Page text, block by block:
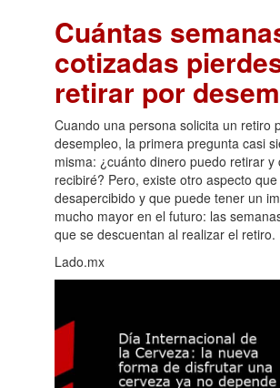
Cuántas
cotizadas
retirar por
Cuando una persona solicita un retiro
desempleo, la primera pregunta casi
misma: ¿cuánto dinero puedo retirar y
recibiré? Pero, existe otro aspecto
desapercibido y que puede tener un
mucho mayor en el futuro: las
que se descuentan al realizar el retiro.
Lado.mx